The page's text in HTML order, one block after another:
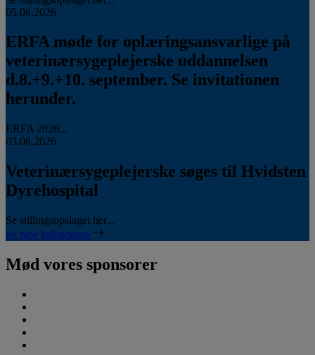
05.08.2026
ERFA møde for oplæringsansvarlige på
veterinærsygeplejerske uddannelsen
d.8.+9.+10. september. Se invitationen
herunder.
ERFA 2026...
03.08.2026
Veterinærsygeplejerske søges til Hvidsten
Dyrehospital
Se stillingsopslaget her...
Se hele kalenderen
Mød vores sponsorer